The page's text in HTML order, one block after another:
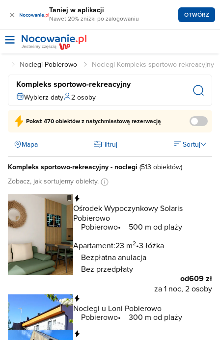
× Taniej w aplikacji
Nawet 20% zniżki po zalogowaniu OTWÓRZ
Noclegi Pobierowo Noclegi Kompleks sportowo-rekreacyjny
Kompleks sportowo-rekreacyjny
Wybierz daty 2 osoby
Pokaż470 obiektówz natychmiastową rezerwacją
Mapa Filtruj Sortuj
Kompleks sportowo-rekreacyjny - noclegi (513 obiektów)
Zobacz, jak sortujemy obiekty.
Ośrodek Wypoczynkowy Solaris
Pobierowo
Pobierowo
500 m od plaży
Apartament:23 m2 3 łóżka
Bezpłatna anulacja
Bez przedpłaty
od609 zł
za 1 noc, 2 osoby
Noclegi u Loni Pobierowo
Pobierowo
300 m od plaży